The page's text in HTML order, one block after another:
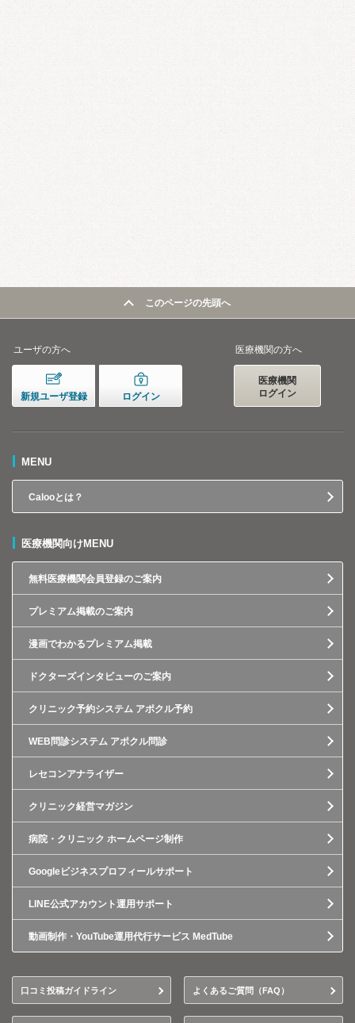
このページの先頭へ
ユーザの方へ
新規ユーザ登録 ログイン
医療機関の方へ
医療機関
ログイン
MENU
Calooとは？
医療機関向けMENU
無料医療機関会員登録のご案内
プレミアム掲載のご案内
漫画でわかるプレミアム掲載
ドクターズインタビューのご案内
クリニック予約システム アポクル予約
WEB問診システム アポクル問診
レセコンアナライザー
クリニック経営マガジン
病院・クリニック ホームページ制作
Googleビジネスプロフィールサポート
LINE公式アカウント運用サポート
動画制作・YouTube運用代行サービス MedTube
口コミ投稿ガイドライン よくあるご質問（FAQ）